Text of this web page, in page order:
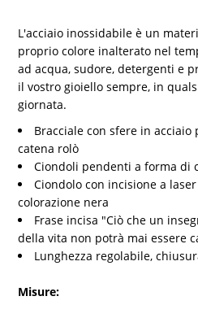
L'acciaio inossidabile è un
proprio colore inalterato nel
ad acqua, sudore, detergenti e
il vostro gioiello sempre, in
giornata.
Bracciale con sfere in
catena rolò
Ciondoli pendenti a forma di
Ciondolo con incisione a
colorazione nera
Frase incisa "Ciò che un
della vita non potrà mai essere
Lunghezza regolabile,
Misure: